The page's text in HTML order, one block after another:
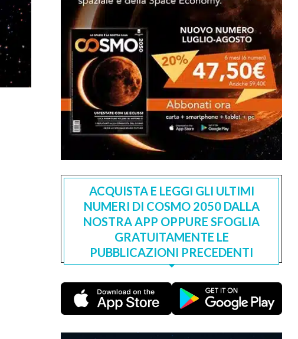
ACQUISTA E LEGGI GLI ULTIMI
NUMERI DI COSMO 2050 DALLA
NOSTRA APP OPPURE SFOGLIA
GRATUITAMENTE LE
PUBBLICAZIONI PRECEDENTI